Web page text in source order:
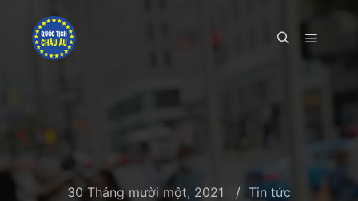
30 Tháng mười một, 2021 Tin tức